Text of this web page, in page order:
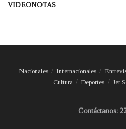
VIDEONOTAS
Nacionales Internacionales
Cultura
Deportes Jet
Contáctanos: